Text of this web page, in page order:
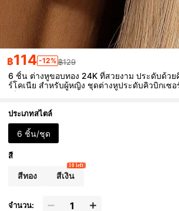
฿114 -12% ฿129
6 ชิ้น ต่างหูขอบทอง 24K ที่สวยงาม ประดับด้วย
ร์โคเนีย สำหรับผู้หญิง ชุดต่างหูประดับคิวบิกเซอ
เนีย
ประเภทสไตล์
6 ชิ้น/ชุด
สี
สีทอง สีเงิน
10 left
จำนวน: